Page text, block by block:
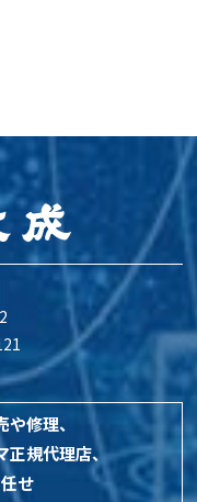
修理、
正規代理店、
せ